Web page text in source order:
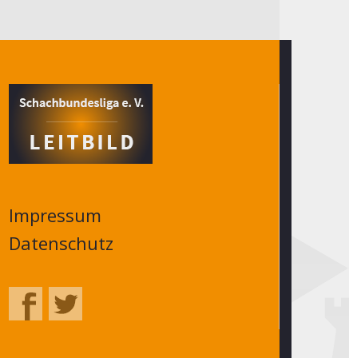
Impressum
Datenschutz